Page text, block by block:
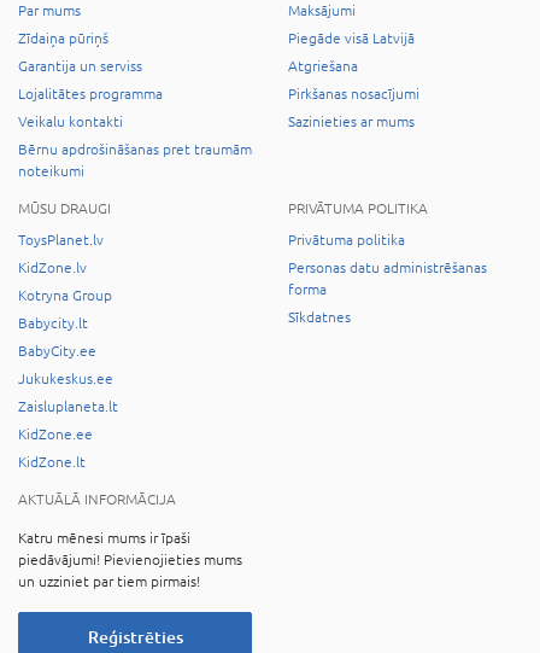
Par mums
Zīdaiņa pūriņš
Garantija un serviss
Lojalitātes programma
Veikalu kontakti
Bērnu apdrošināšanas pret traumām
noteikumi
Maksājumi
Piegāde visā Latvijā
Atgriešana
Pirkšanas nosacījumi
Sazinieties ar mums
MŪSU DRAUGI
ToysPlanet.lv
KidZone.lv
Kotryna Group
Babycity.lt
BabyCity.ee
Jukukeskus.ee
Zaisluplaneta.lt
KidZone.ee
KidZone.lt
PRIVĀTUMA POLITIKA
Privātuma politika
Personas datu administrēšanas
forma
Sīkdatnes
AKTUĀLĀ INFORMĀCIJA
Katru mēnesi mums ir īpaši
piedāvājumi! Pievienojieties mums
un uzziniet par tiem pirmais!
Reģistrēties